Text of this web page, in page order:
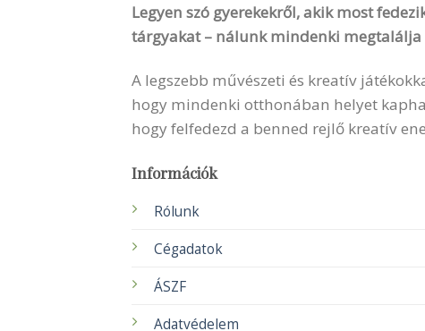
Legyen szó gyerekekről, akik most
tárgyakat – nálunk mindenki megtalálja
A legszebb művészeti és kreatív
hogy mindenki otthonában helyet
hogy felfedezd a benned rejlő kreatív
Információk
Rólunk
Cégadatok
ÁSZF
Adatvédelem